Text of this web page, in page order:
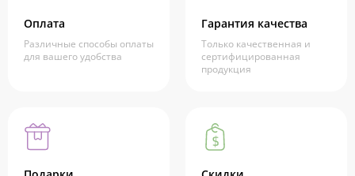
Оплата
Различные способы оплаты
для вашего удобства
Гарантия качества
Только качественная и
сертифицированная
продукция